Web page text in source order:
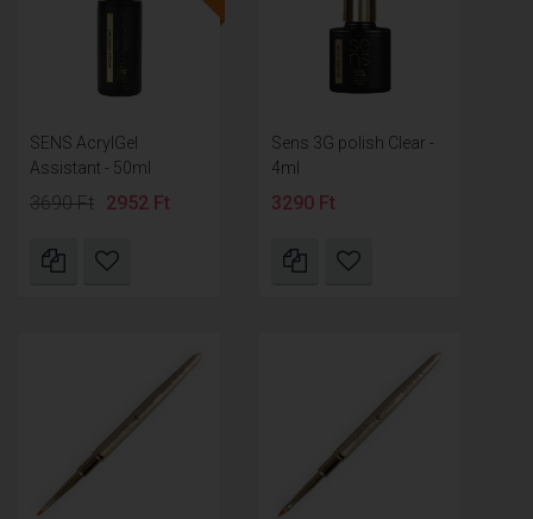
SENS AcrylGel
Assistant - 50ml
3690 Ft 2952 Ft
Sens 3G polish Clear -
4ml
3290 Ft